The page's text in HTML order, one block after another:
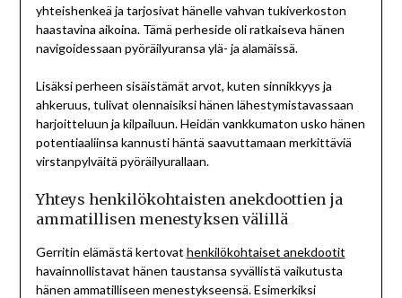
yhteishenkeä ja tarjosivat hänelle vahvan tukiverkoston
haastavina aikoina. Tämä perheside oli ratkaiseva hänen
navigoidessaan pyöräilyuransa ylä- ja alamäissä.
Lisäksi perheen sisäistämät arvot, kuten sinnikkyys ja
ahkeruus, tulivat olennaisiksi hänen lähestymistavassaan
harjoitteluun ja kilpailuun. Heidän vankkumaton usko hänen
potentiaaliinsa kannusti häntä saavuttamaan merkittäviä
virstanpylväitä pyöräilyurallaan.
Yhteys henkilökohtaisten anekdoottien ja
ammatillisen menestyksen välillä
Gerritin elämästä kertovat henkilökohtaiset anekdootit
havainnollistavat hänen taustansa syvällistä vaikutusta
hänen ammatilliseen menestykseensä. Esimerkiksi